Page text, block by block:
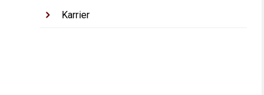
Karrier